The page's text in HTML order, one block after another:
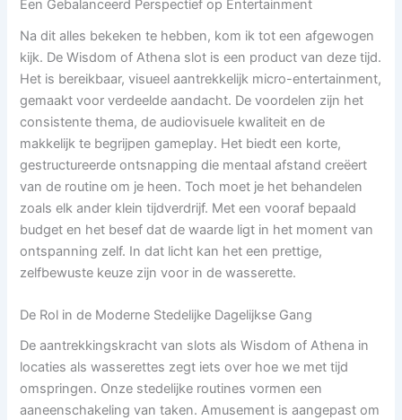
Een Gebalanceerd Perspectief op Entertainment
Na dit alles bekeken te hebben, kom ik tot een afgewogen
kijk. De Wisdom of Athena slot is een product van deze tijd.
Het is bereikbaar, visueel aantrekkelijk micro-entertainment,
gemaakt voor verdeelde aandacht. De voordelen zijn het
consistente thema, de audiovisuele kwaliteit en de
makkelijk te begrijpen gameplay. Het biedt een korte,
gestructureerde ontsnapping die mentaal afstand creëert
van de routine om je heen. Toch moet je het behandelen
zoals elk ander klein tijdverdrijf. Met een vooraf bepaald
budget en het besef dat de waarde ligt in het moment van
ontspanning zelf. In dat licht kan het een prettige,
zelfbewuste keuze zijn voor in de wasserette.
De Rol in de Moderne Stedelijke Dagelijkse Gang
De aantrekkingskracht van slots als Wisdom of Athena in
locaties als wasserettes zegt iets over hoe we met tijd
omspringen. Onze stedelijke routines vormen een
aaneenschakeling van taken. Amusement is aangepast om